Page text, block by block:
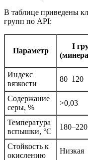
В таблице приведены
групп по API:
Параметр
I
Индекс
вязкости
80–120
Содержание
серы, %
>0,03
Температура
вспышки, °C
180–220
Стойкость к
окислению
Низкая